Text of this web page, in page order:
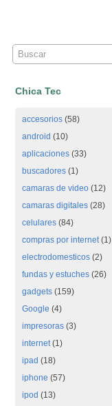
Chica Tec
accesorios (58)
android (10)
aplicaciones (33)
buscadores (1)
camaras de video (12)
camaras digitales (28)
celulares (84)
compras por internet(1)
electrodomesticos (2)
fundas y estuches (26)
gadgets (159)
Google (4)
impresoras (3)
internet(1)
ipad (18)
iphone (57)
ipod (13)